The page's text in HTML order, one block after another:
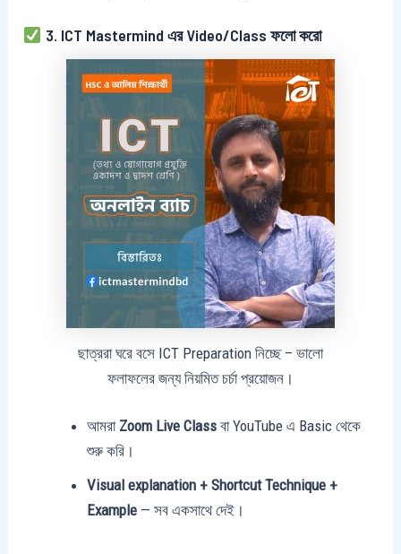
3. ICT Mastermind এর Video/Class ফলো করো
ছাত্ররা ঘরে বসে ICT Preparation নিচ্ছে – ভালো
ফলাফলের জন্য নিয়মিত চর্চা প্রয়োজন।
আমরা Zoom Live Class বা YouTube এ Basic থেকে
শুরু করি।
Visual explanation + Shortcut Technique +
Example — সব একসাথে দেই।